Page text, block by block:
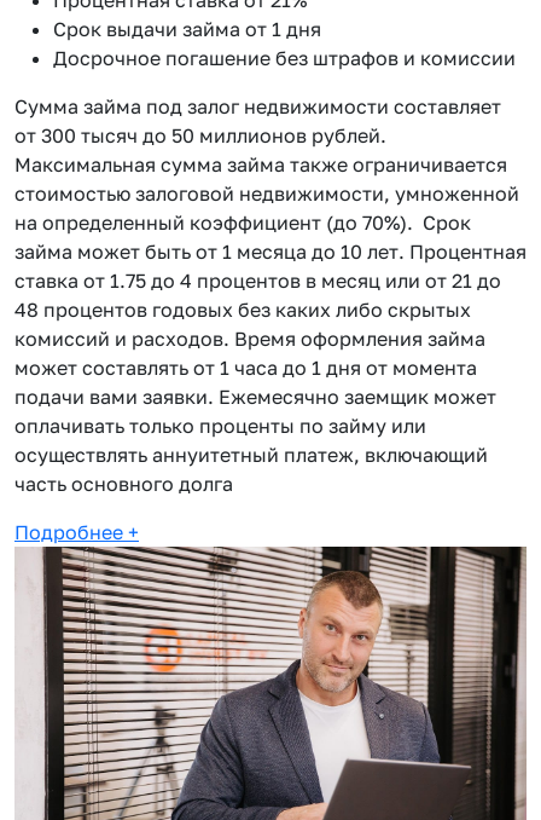
Срок выдачи займа от 1 дня
Досрочное погашение без штрафов и комиссии
Сумма займа под залог недвижимости составляет
от 300 тысяч до 50 миллионов рублей.
Максимальная сумма займа также ограничивается
стоимостью залоговой недвижимости, умноженной
на определенный коэффициент (до 70%). Срок
займа может быть от 1 месяца до 10 лет. Процентная
ставка от 1.75 до 4 процентов в месяц или от 21 до
48 процентов годовых без каких либо скрытых
комиссий и расходов. Время оформления займа
может составлять от 1 часа до 1 дня от момента
подачи вами заявки. Ежемесячно заемщик может
оплачивать только проценты по займу или
осуществлять аннуитетный платеж, включающий
часть основного долга
Подробнее +